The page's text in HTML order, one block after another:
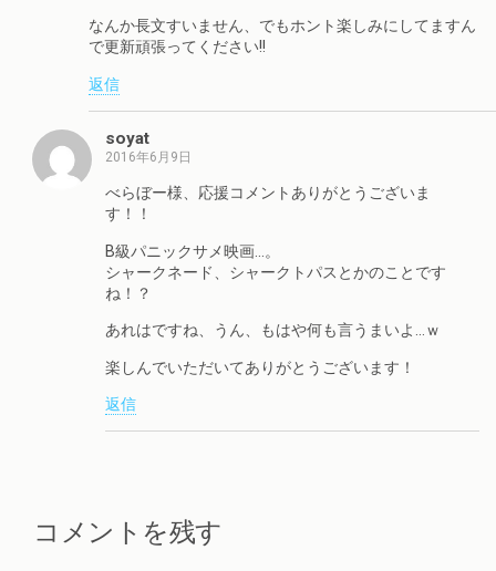
なんか長文すいません、でもホント楽しみにしてますん
で更新頑張ってください!!
返信
soyat
2016年6月9日
べらぼー様、応援コメントありがとうございま
す！！
B級パニックサメ映画…。
シャークネード、シャークトパスとかのことです
ね！？
あれはですね、うん、もはや何も言うまいよ…ｗ
楽しんでいただいてありがとうございます！
返信
コメントを残す